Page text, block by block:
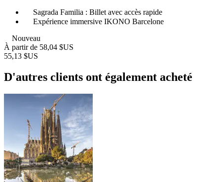
Sagrada Familia : Billet avec accès rapide
Expérience immersive IKONO Barcelone
Nouveau
À partir de 58,04 $US
55,13 $US
D'autres clients ont également acheté